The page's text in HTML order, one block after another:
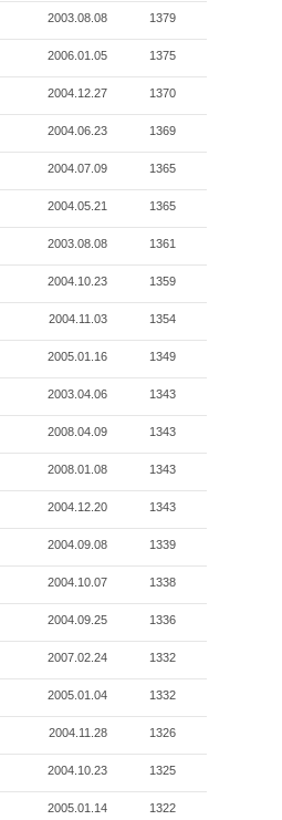
2003.08.08 1379
2006.01.05 1375
2004.12.27 1370
2004.06.23 1369
2004.07.09 1365
2004.05.21 1365
2003.08.08 1361
2004.10.23 1359
2004.11.03 1354
2005.01.16 1349
2003.04.06 1343
2008.04.09 1343
2008.01.08 1343
2004.12.20 1343
2004.09.08 1339
2004.10.07 1338
2004.09.25 1336
2007.02.24 1332
2005.01.04 1332
2004.11.28 1326
2004.10.23 1325
2005.01.14 1322